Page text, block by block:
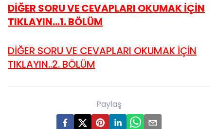
DİĞER SORU VE CEVAPLARI OKUMAK İÇİN
TIKLAYIN...1. BÖLÜM
DİĞER SORU VE CEVAPLARI OKUMAK İÇİN
TIKLAYIN..2. BÖLÜM
Paylaş